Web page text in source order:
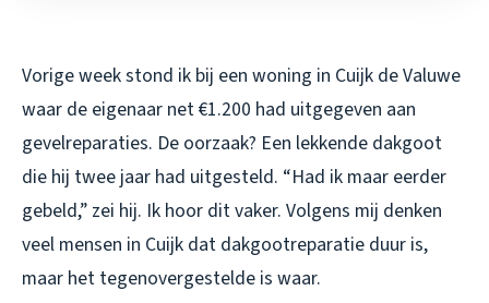
Vorige week stond ik bij een woning in Cuijk de Valuwe
waar de eigenaar net €1.200 had uitgegeven aan
gevelreparaties. De oorzaak? Een lekkende dakgoot
die hij twee jaar had uitgesteld. “Had ik maar eerder
gebeld,” zei hij. Ik hoor dit vaker. Volgens mij denken
veel mensen in Cuijk dat dakgootreparatie duur is,
maar het tegenovergestelde is waar.